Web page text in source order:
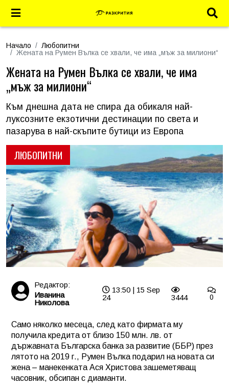
Начало
Любопитни
Жената на Румен Вълка се хвали, че има „мъж за милиони“
ЛЮБОПИТНИ
Жената на Румен Вълка се хвали, че има
„мъж за милиони“
Към днешна дата не спира да обикаля най-
луксозните екзотични дестинации по света и
пазарува в най-скъпите бутици из Европа
Редактор:
Иванина
Николова
13:50 | 15 Sep
24
3444 0
Само няколко месеца, след като фирмата му
получила кредита от близо 150 млн. лв. от
държавната Българска банка за развитие (ББР) през
лятото на 2019 г., Румен Вълка подарил на новата си
жена – манекенката Ася Христова зашеметяващ
часовник, обсипан с диаманти.